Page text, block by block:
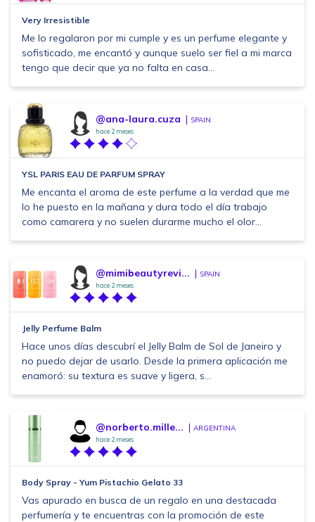
Very Irresistible
Me lo regalaron por mi cumple y es un perfume elegante y
sofisticado, me encantó y aunque suelo ser fiel a mi marca
tengo que decir que ya no falta en casa...
@ana-laura.cuza SPAIN
hace 2 meses
YSL PARIS EAU DE PARFUM SPRAY
Me encanta el aroma de este perfume a la verdad que me
lo he puesto en la mañana y dura todo el día trabajo
como camarera y no suelen durarme mucho el olor...
@mimibeautyrevi... SPAIN
hace 2 meses
Jelly Perfume Balm
Hace unos días descubrí el Jelly Balm de Sol de Janeiro y
no puedo dejar de usarlo. Desde la primera aplicación me
enamoró: su textura es suave y ligera, s...
@norberto.mille... ARGENTINA
hace 2 meses
Body Spray - Yum Pistachio Gelato 33
Vas apurado en busca de un regalo en una destacada
perfumería y te encuentras con la promoción de este